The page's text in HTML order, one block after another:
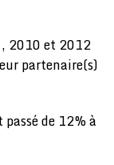
2010 et 2012
partenaire(s)
de 12% à